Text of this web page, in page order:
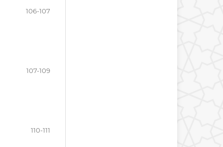
106-107
107-109
110-111